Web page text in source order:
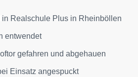
in Realschule Plus in Rheinböllen
entwendet
gefahren und abgehauen
Einsatz angespuckt